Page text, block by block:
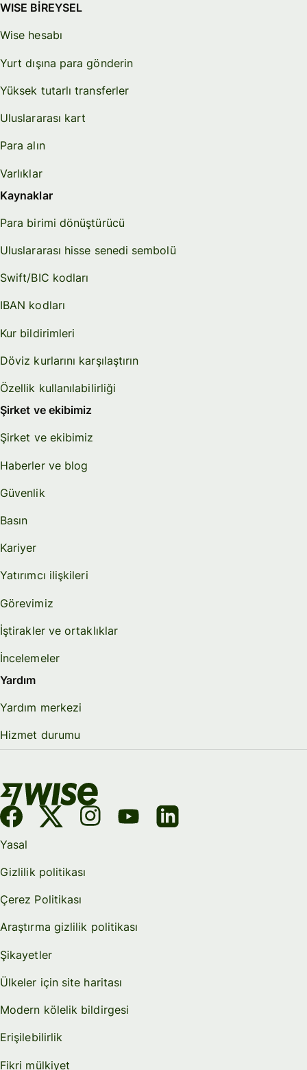
WISE BİREYSEL
Wise hesabı
Yurt dışına para gönderin
Yüksek tutarlı transferler
Uluslararası kart
Para alın
Varlıklar
Kaynaklar
Para birimi dönüştürücü
Uluslararası hisse senedi sembolü
Swift/BIC kodları
IBAN kodları
Kur bildirimleri
Döviz kurlarını karşılaştırın
Özellik kullanılabilirliği
Şirket ve ekibimiz
Şirket ve ekibimiz
Haberler ve blog
Güvenlik
Basın
Kariyer
Yatırımcı ilişkileri
Görevimiz
İştirakler ve ortaklıklar
İncelemeler
Yardım
Yardım merkezi
Hizmet durumu
Yasal
Gizlilik politikası
Çerez Politikası
Araştırma gizlilik politikası
Şikayetler
Ülkeler için site haritası
Modern kölelik bildirgesi
Erişilebilirlik
Fikri mülkiyet